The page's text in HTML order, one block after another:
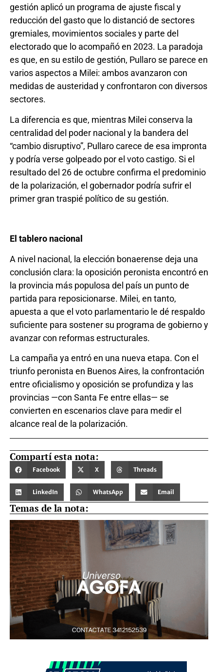
gestión aplicó un programa de ajuste fiscal y
reducción del gasto que lo distanció de sectores
gremiales, movimientos sociales y parte del
electorado que lo acompañó en 2023. La paradoja
es que, en su estilo de gestión, Pullaro se parece en
varios aspectos a Milei: ambos avanzaron con
medidas de austeridad y confrontaron con diversos
sectores.
La diferencia es que, mientras Milei conserva la
centralidad del poder nacional y la bandera del
“cambio disruptivo”, Pullaro carece de esa impronta
y podría verse golpeado por el voto castigo. Si el
resultado del 26 de octubre confirma el predominio
de la polarización, el gobernador podría sufrir el
primer gran traspié político de su gestión.
El tablero nacional
A nivel nacional, la elección bonaerense deja una
conclusión clara: la oposición peronista encontró en
la provincia más populosa del país un punto de
partida para reposicionarse. Milei, en tanto,
apuesta a que el voto parlamentario le dé respaldo
suficiente para sostener su programa de gobierno y
avanzar con reformas estructurales.
La campaña ya entró en una nueva etapa. Con el
triunfo peronista en Buenos Aires, la confrontación
entre oficialismo y oposición se profundiza y las
provincias —con Santa Fe entre ellas— se
convierten en escenarios clave para medir el
alcance real de la polarización.
Compartí esta nota:
Facebook X Threads
LinkedIn WhatsApp Email
Temas de la nota: